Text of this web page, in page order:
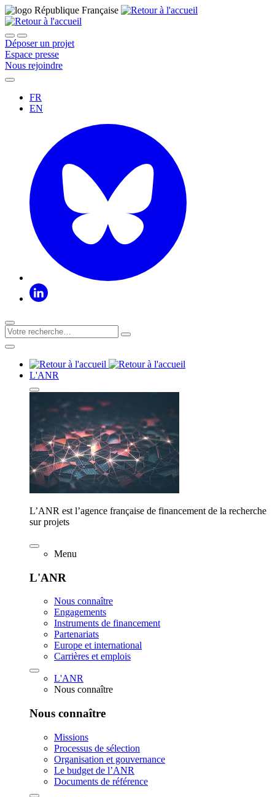
Déposer un projet
Espace presse
Nous rejoindre
FR
EN
L'ANR
L’ANR est l’agence française de financement de la recherche
sur projets
Menu
L'ANR
Nous connaître
Engagements
Instruments de financement
Partenariats
Europe et international
Carrières et emplois
L'ANR
Nous connaître
Nous connaître
Missions
Processus de sélection
Organisation et gouvernance
Le budget de l’ANR
Documents de référence